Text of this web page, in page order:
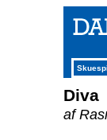
Diva
af